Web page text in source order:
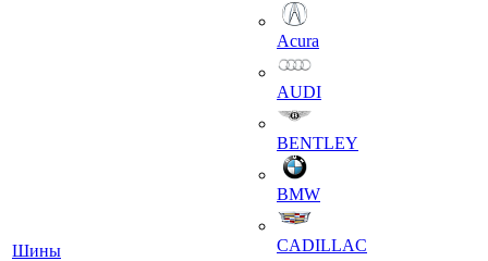
Шины
Acura
AUDI
BENTLEY
BMW
CADILLAC